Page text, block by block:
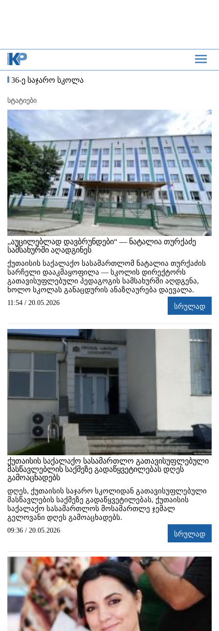
36-ე საჯარო სკოლა
სტატიები
„აუცილებლად დავბრუნდები“ — ნატალია თურქაძე
სამსახურში აღადგინეს
ქუთაისის საქალაქო სასამართლომ ნატალია თურქაძის
სარჩელი დააკმაყოფილა — სკოლის დირექტორს
გათავისუფლებული პედაგოგის სამსახურში აღდგენა,
ხოლო სკოლას განაცდურის ანაზღაურება დაევალა.
11:54 / 20.05.2026 სრულად
ქუთაისის საქალაქო სასამართლო გათავისუფლებული
მასწავლებლის საქმეზე გადაწყვეტილებას დღეს
გამოაცხადებს
დღეს, ქუთაისის საჯარო სკოლიდან გათავისუფლებული
მასწავლების საქმეზე გადაწყვეტილებას, ქუთაისის
საქალაქო სასამართლოს მოსამართლე ჯემალ
გელოვანი დღეს გამოაცხადებს.
09:36 / 20.05.2026 სრულად